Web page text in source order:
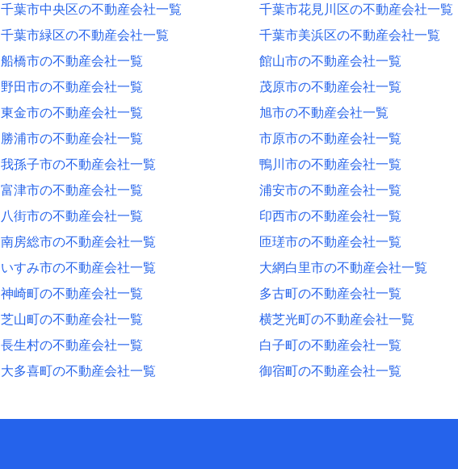
千葉市中央区の不動産会社一覧 千葉市花見川区の不動産会社一覧
千葉市緑区の不動産会社一覧 千葉市美浜区の不動産会社一覧
船橋市の不動産会社一覧 館山市の不動産会社一覧
野田市の不動産会社一覧 茂原市の不動産会社一覧
東金市の不動産会社一覧 旭市の不動産会社一覧
勝浦市の不動産会社一覧 市原市の不動産会社一覧
我孫子市の不動産会社一覧 鴨川市の不動産会社一覧
富津市の不動産会社一覧 浦安市の不動産会社一覧
八街市の不動産会社一覧 印西市の不動産会社一覧
南房総市の不動産会社一覧 匝瑳市の不動産会社一覧
いすみ市の不動産会社一覧 大網白里市の不動産会社一覧
神崎町の不動産会社一覧 多古町の不動産会社一覧
芝山町の不動産会社一覧 横芝光町の不動産会社一覧
長生村の不動産会社一覧 白子町の不動産会社一覧
大多喜町の不動産会社一覧 御宿町の不動産会社一覧